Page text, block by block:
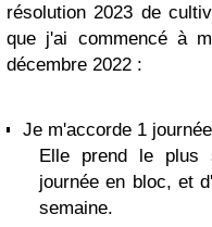
résolution 2023 de
que j'ai commencé à
décembre 2022 :
Je m'accorde 1
Elle prend le plus
journée en bloc, et
semaine.